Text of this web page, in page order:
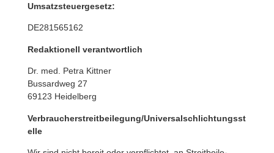
Umsatzsteuergesetz:
DE281565162
Redak­tio­nell verantwortlich
Dr. med. Petra Kittner
Bussardweg 27
69123 Heidel­berg
Verbraucherstreitbeilegung/Universalschlichtungsst
elle